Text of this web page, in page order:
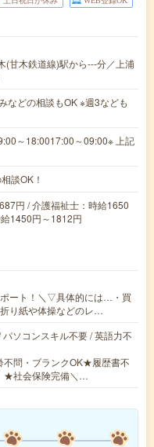
(甘木鉄道線)駅から---分／上浦
などの相談もOK ※週3なども
～18:0017:00～09:00※ 上記
談OK！
円 / 介護福祉士：時給1650
1450円～1812円
ート！＼▽具体的には…・買
り紙や体操などのレ…
ソコンスキル不要 / 英語力不
問・ブランクOK★履歴書不
★社会保険完備＼…